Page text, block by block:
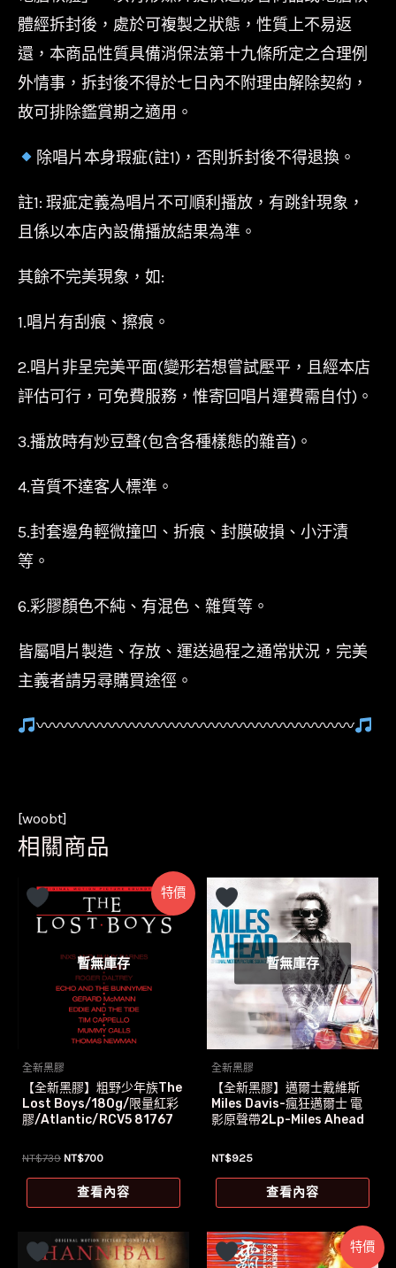
體經拆封後，處於可複製之狀態，性質上不易返
還，本商品性質具備消保法第十九條所定之合理例
外情事，拆封後不得於七日內不附理由解除契約，
故可排除鑑賞期之適用。
除唱片本身瑕疵(註1)，否則拆封後不得退換。
註1: 瑕疵定義為唱片不可順利播放，有跳針現象，
且係以本店內設備播放結果為準。
其餘不完美現象，如:
1.唱片有刮痕、擦痕。
2.唱片非呈完美平面(變形若想嘗試壓平，且經本店
評估可行，可免費服務，惟寄回唱片運費需自付)。
3.播放時有炒豆聲(包含各種樣態的雜音)。
4.音質不達客人標準。
5.封套邊角輕微撞凹、折痕、封膜破損、小汙漬
等。
6.彩膠顏色不純、有混色、雜質等。
皆屬唱片製造、存放、運送過程之通常狀況，完美
主義者請另尋購買途徑。
〰〰〰〰〰〰〰〰〰〰〰〰〰〰〰〰〰〰〰〰
[woobt]
相關商品
特價
暫無庫存
全新黑膠
【全新黑膠】粗野少年族The
Lost Boys/180g/限量紅彩
膠/Atlantic/RCV5 81767
NT$739 原
格：
NT$700目
價
格：
查看內容
暫無庫存
全新黑膠
【全新黑膠】邁爾士戴維斯
Miles Davis-瘋狂邁爾士 電
影原聲帶2Lp-Miles Ahead
NT$925
查看內容
特價